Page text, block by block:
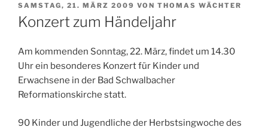
VERÖFFENTLICHT
AM
SAMSTAG, 21. MÄRZ 2009 VON THOMAS WÄCHTER
Konzert zum Händeljahr
Am kommenden Sonntag, 22. März, findet um 14.30
Uhr ein besonderes Konzert für Kinder und
Erwachsene in der Bad Schwalbacher
Reformationskirche statt.
90 Kinder und Jugendliche der Herbstsingwoche des